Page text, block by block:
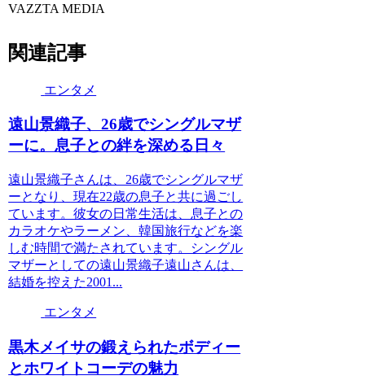
VAZZTA MEDIA
関連記事
エンタメ
遠山景織子、26歳でシングルマザ
ーに。息子との絆を深める日々
遠山景織子さんは、26歳でシングルマザ
ーとなり、現在22歳の息子と共に過ごし
ています。彼女の日常生活は、息子との
カラオケやラーメン、韓国旅行などを楽
しむ時間で満たされています。シングル
マザーとしての遠山景織子遠山さんは、
結婚を控えた2001...
エンタメ
黒木メイサの鍛えられたボディー
とホワイトコーデの魅力